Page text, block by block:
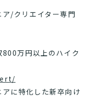
/クリエイター専門
万円以上のハイク
に特化した新卒向け